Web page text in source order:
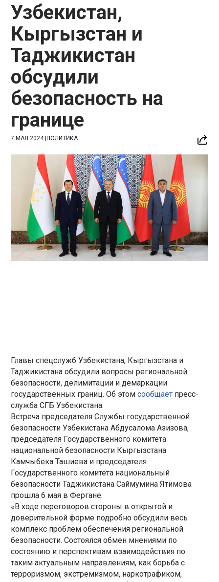
Узбекистан,
Кыргызстан и
Таджикистан
обсудили
безопасность на
границе
7 МАЯ 2024|ПОЛИТИКА
Главы спецслужб Узбекистана, Кыргызстана и
Таджикистана обсудили вопросы региональной
безопасности, делимитации и демаркации
государственных границ. Об этомсообщает пресс-
служба СГБ Узбекистана.
Встреча председателя Службы государственной
безопасности Узбекистана Абдусалома Азизова,
председателя Государственного комитета
национальной безопасности Кыргызстана
Камчыбека Ташиева и председателя
Государственного комитета национальный
безопасности Таджикистана Саймумина Ятимова
прошла 6 мая в Фергане.
«В ходе переговоров стороны в открытой и
доверительной форме подробно обсудили весь
комплекс проблем обеспечения региональной
безопасности. Состоялся обмен мнениями по
состоянию и перспективам взаимодействия по
таким актуальным направлениям, как борьба с
терроризмом, экстремизмом, наркотрафиком,